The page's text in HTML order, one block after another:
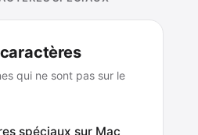
qui ne sont pas sur le
spéciaux sur Mac